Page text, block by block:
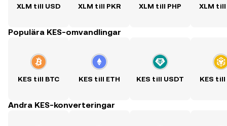
XLM till USD XLM till PKR XLM till PHP XLM till
Populära KES-omvandlingar
KES till BTC KES till ETH KES till USDT KES till
Andra KES-konverteringar